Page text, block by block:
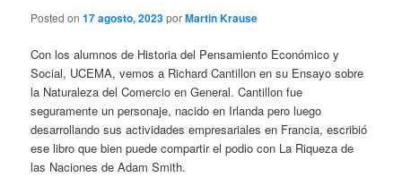
Posted on17 agosto, 2023porMartin Krause
Con los alumnos de Historia del Pensamiento Económico y
Social, UCEMA, vemos a Richard Cantillon en su Ensayo sobre
la Naturaleza del Comercio en General. Cantillon fue
seguramente un personaje, nacido en Irlanda pero luego
desarrollando sus actividades empresariales en Francia, escribió
ese libro que bien puede compartir el podio con La Riqueza de
las Naciones de Adam Smith.